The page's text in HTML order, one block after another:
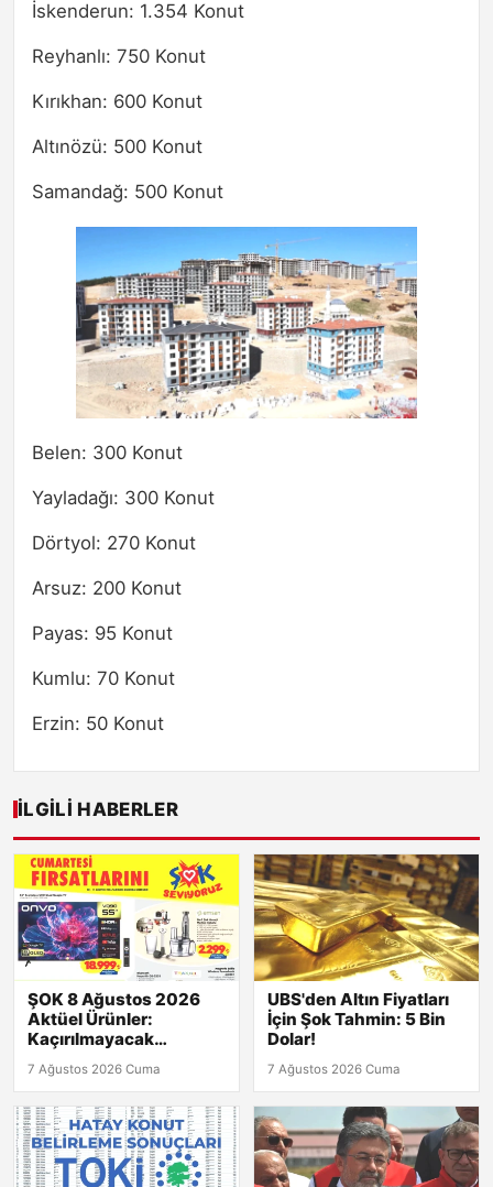
İskenderun: 1.354 Konut
Reyhanlı: 750 Konut
Kırıkhan: 600 Konut
Altınözü: 500 Konut
Samandağ: 500 Konut
Belen: 300 Konut
Yayladağı: 300 Konut
Dörtyol: 270 Konut
Arsuz: 200 Konut
Payas: 95 Konut
Kumlu: 70 Konut
Erzin: 50 Konut
İLGILI HABERLER
ŞOK 8 Ağustos 2026
Aktüel Ürünler:
Kaçırılmayacak
7 Ağustos 2026 Cuma
UBS'den Altın Fiyatları
İçin Şok Tahmin: 5 Bin
Dolar!
7 Ağustos 2026 Cuma